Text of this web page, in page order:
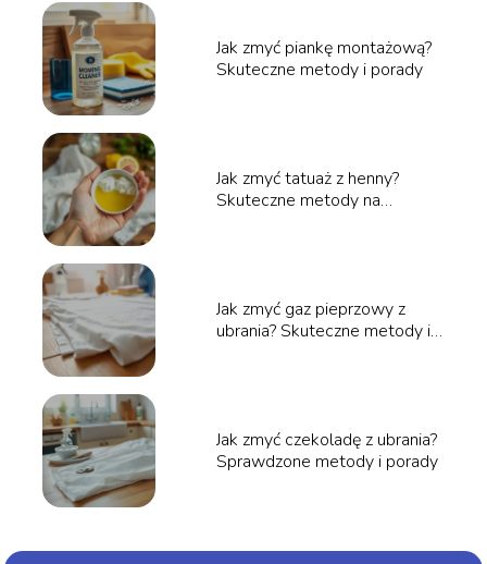
Jak zmyć piankę montażową?
Skuteczne metody i porady
Jak zmyć tatuaż z henny?
Skuteczne metody na
Jak zmyć gaz pieprzowy z
ubrania? Skuteczne metody i
Jak zmyć czekoladę z ubrania?
Sprawdzone metody i porady